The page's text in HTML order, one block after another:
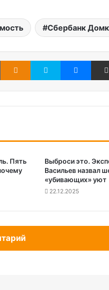
Сбербанк
ВконтактеОдноклассники
Skype
Пять
Выброси это.
Васильев назвал
«убивающих» уют
22.12.2025